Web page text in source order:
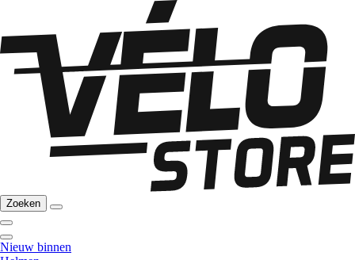
Zoeken
Nieuw binnen